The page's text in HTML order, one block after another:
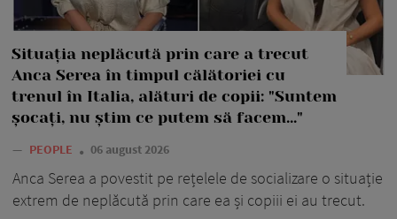
Situația neplăcută prin care a trecut
Anca Serea în timpul călătoriei cu
trenul în Italia, alături de copii: "Suntem
șocați, nu știm ce putem să facem..."
— PEOPLE 06 august 2026
Anca Serea a povestit pe rețelele de socializare o situație
extrem de neplăcută prin care ea și copiii ei au trecut.